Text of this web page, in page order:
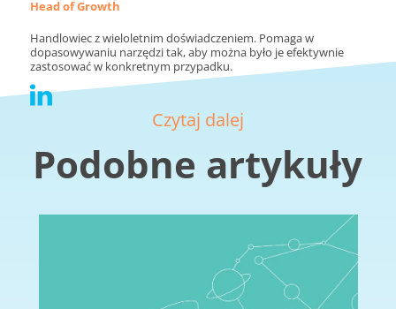
Head of Growth
Handlowiec z wieloletnim doświadczeniem. Pomaga w
dopasowywaniu narzędzi tak, aby można było je efektywnie
zastosować w konkretnym przypadku.
Czytaj dalej
Podobne artykuły